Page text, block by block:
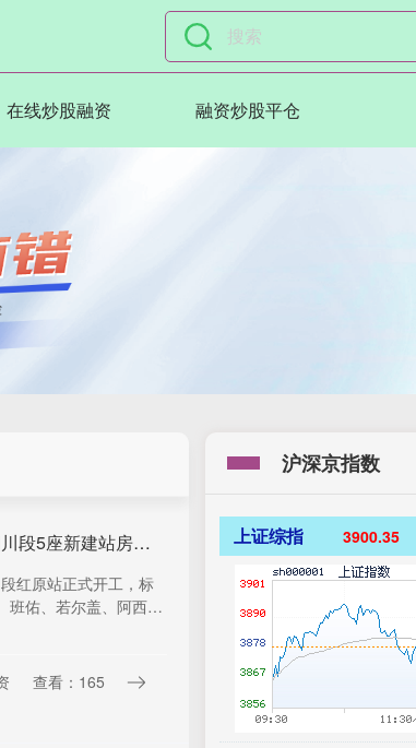
在线炒股融资 融资炒股平仓
在线炒股融资 全面开建！西宁至成都铁路四川段5座新建站房效果图抢先看
红原站正式开工，标
班佑、若尔盖、阿西、
查看：165
沪深京指数
上证综指 3900.35